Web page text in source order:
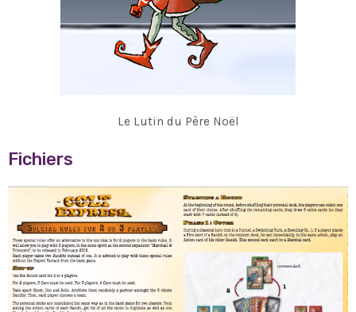
Le Lutin du Père Noël
Fichiers